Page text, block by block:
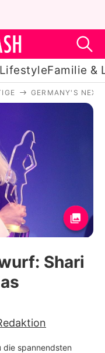
LifestyleFamilie &
GERMANY'S NEXT
Shari
die spannendsten